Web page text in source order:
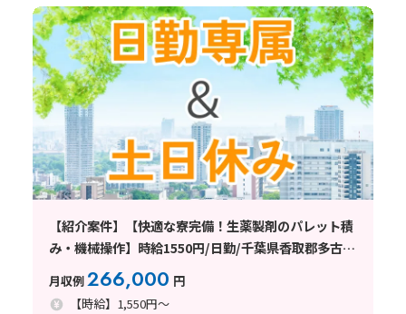
【紹介案件】【快適な寮完備！生薬製剤のパレット積
み・機械操作】時給1550円/日勤/千葉県香取郡多古
町/土日祝休み/空調完備/未経験OK/残業少なめ/住み
込みWORKも大歓迎です
月収例266,000 円
【時給】1,550円～